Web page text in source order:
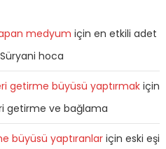
medyum için en etkili adet
hoca
getirme büyüsü yaptırmakiçin
getirme ve bağlama
büyüsü yaptıranlariçin eski eşi